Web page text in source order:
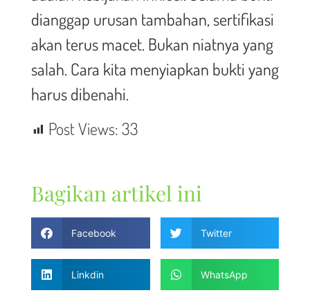
dianggap urusan tambahan, sertifikasi
akan terus macet. Bukan niatnya yang
salah. Cara kita menyiapkan bukti yang
harus dibenahi.
Post Views:33
Bagikan artikel ini
Facebook Twitter
Linkdin WhatsApp